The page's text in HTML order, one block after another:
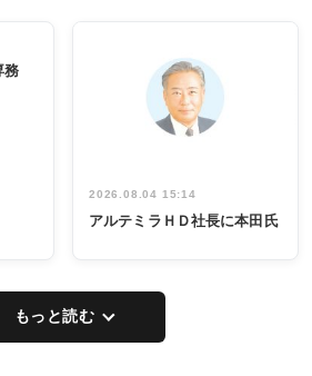
務
2026.08.04 15:14
アルテミラＨＤ社長に本田氏
もっと読む